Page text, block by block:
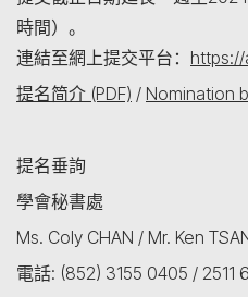
時間）。
連結至網上提交平台：
提名简介 (PDF) / Nomination
提名垂詢
學會秘書處
Ms. Coly CHAN / Mr. Ken
電話: (852) 3155 0405 / 2511